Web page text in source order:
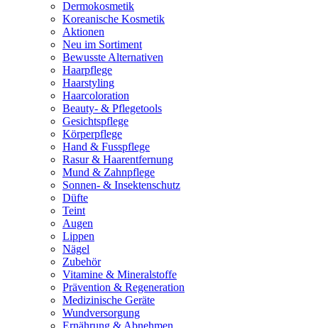
Dermokosmetik
Koreanische Kosmetik
Aktionen
Neu im Sortiment
Bewusste Alternativen
Haarpflege
Haarstyling
Haarcoloration
Beauty- & Pflegetools
Gesichtspflege
Körperpflege
Hand & Fusspflege
Rasur & Haarentfernung
Mund & Zahnpflege
Sonnen- & Insektenschutz
Düfte
Teint
Augen
Lippen
Nägel
Zubehör
Vitamine & Mineralstoffe
Prävention & Regeneration
Medizinische Geräte
Wundversorgung
Ernährung & Abnehmen